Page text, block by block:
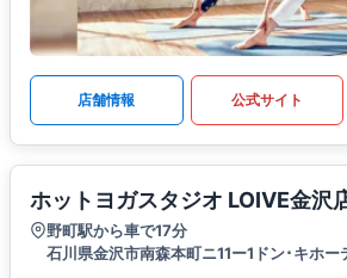
店舗情報 公式サイト
ホットヨガスタジオ LOIVE金沢
野町駅から車で17分
石川県金沢市南森本町ニ11ー1ドン･キホー